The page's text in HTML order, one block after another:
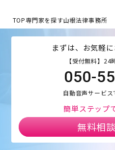
TOP専門家を探す山根法律事務所
まずは、お気軽
【受付無料】
050-
自動音声サービ
簡単ステップ
無料相